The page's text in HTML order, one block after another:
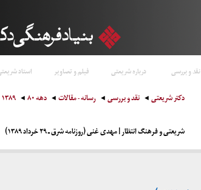
نقد و بررسی درباره شریعتی فیلم و تصاویر استاد
دکتر شریعتی نقد و بررسی رسانه - مقالات دهه ۸۰ ۱۳۸۹
شریعتی و فرهنگ انتظار | مهدی غنی (روزنامه شرق ـ ۲۹ خرداد ۱۳۸۹)